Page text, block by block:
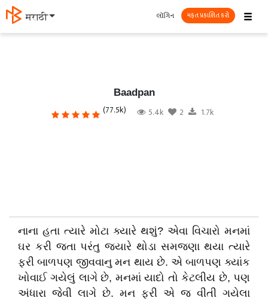
मराठी ☰
લૉગિન મફત પ્રકાશિત કરો
Baadpan
(77.5k) 5.4k 2 1.7k
નાના હતા ત્યારે મોટા ક્યારે થશું? એવા વિચારો મનમાં
ઘર કરી જતા પરંતુ જ્યારે થોડા સમજણા થયા ત્યારે
ફરી બાળપણ જીવવાનુ મન થાય છે. એ બાળપણ ક્યાંક
ખોવાઈ ગયેલું લાગે છે, મનમાં યાદો તો કેટલીય છે, પણ
અંધારા જેવી લાગે છે. મન ફરી એ જ વીતી ગયેલા